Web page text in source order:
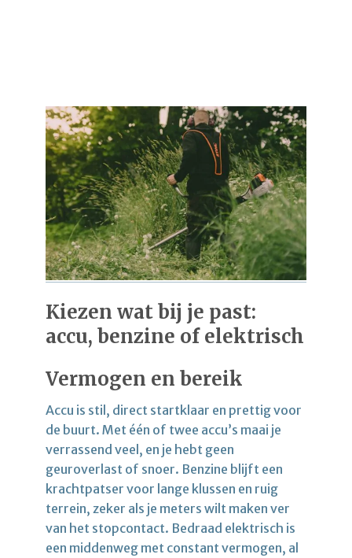
Kiezen wat bij je past:
accu, benzine of elektrisch
Vermogen en bereik
Accu is stil, direct startklaar en prettig voor
de buurt. Met één of twee accu’s maai je
verrassend veel, en je hebt geen
geuroverlast of snoer. Benzine blijft een
krachtpatser voor lange klussen en ruig
terrein, zeker als je meters wilt maken ver
van het stopcontact. Bedraad elektrisch is
een middenweg met constant vermogen, al